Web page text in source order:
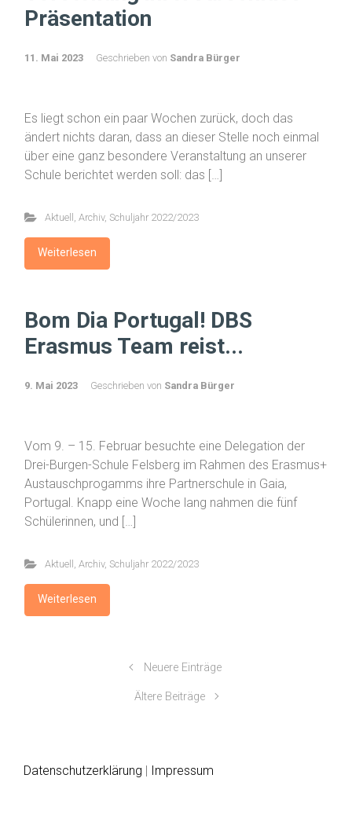
Präsentation
11. Mai 2023 Geschrieben von Sandra Bürger
Es liegt schon ein paar Wochen zurück, doch das
ändert nichts daran, dass an dieser Stelle noch einmal
über eine ganz besondere Veranstaltung an unserer
Schule berichtet werden soll: das […]
Aktuell Archiv, Schuljahr 2022/2023
Weiterlesen
Bom Dia Portugal! DBS
Erasmus Team reist...
9. Mai 2023 Geschrieben von Sandra Bürger
Vom 9. – 15. Februar besuchte eine Delegation der
Drei-Burgen-Schule Felsberg im Rahmen des Erasmus+
Austauschprogamms ihre Partnerschule in Gaia,
Portugal. Knapp eine Woche lang nahmen die fünf
Schülerinnen, und […]
Aktuell Archiv, Schuljahr 2022/2023
Weiterlesen
Neuere Einträge
Ältere Beiträge
Datenschutzerklärung | Impressum